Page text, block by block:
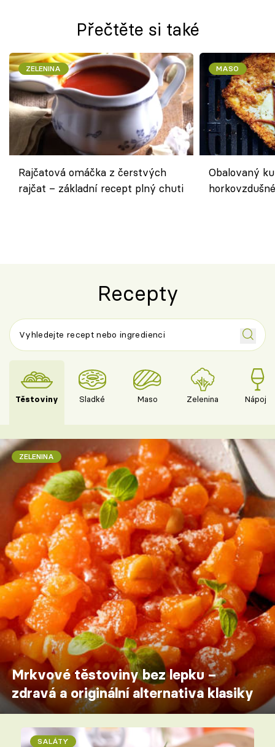
Přečtěte si také
ZELENINA
Rajčatová omáčka z čerstvých
rajčat – základní recept plný chuti
MASO
Obalovaný
Recepty
Těstoviny Sladké Maso Zelenina Nápoje
ZELENINA
Mrkvové těstoviny bez lepku –
zdravá a originální alternativa klasiky
SALÁTY